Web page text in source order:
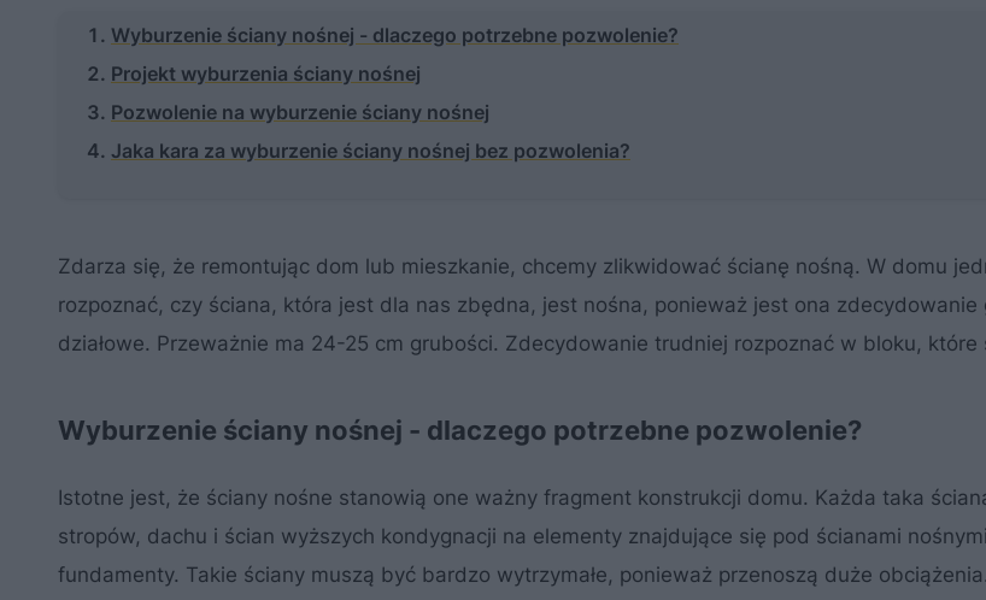
Wyburzenie ściany nośnej - dlaczego potrzebne pozwolenie?
Projekt wyburzenia ściany nośnej
Pozwolenie na wyburzenie ściany nośnej
Jaka kara za wyburzenie ściany nośnej bez pozwolenia?
Zdarza się, że remontując dom lub mieszkanie, chcemy zlikwidować ścianę nośną. W domu
rozpoznać, czy ściana, która jest dla nas zbędna, jest nośna, ponieważ jest ona zdecydowanie
działowe. Przeważnie ma 24-25 cm grubości. Zdecydowanie trudniej rozpoznać w bloku, które
Wyburzenie ściany nośnej - dlaczego potrzebne pozwolenie?
Istotne jest, że ściany nośne stanowią one ważny fragment konstrukcji domu. Każda taka
stropów, dachu i ścian wyższych kondygnacji na elementy znajdujące się pod ścianami
fundamenty. Takie ściany muszą być bardzo wytrzymałe, ponieważ przenoszą duże